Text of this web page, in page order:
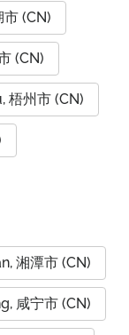
(CN)
(CN)
梧州市 (CN)
湘潭市 (CN)
咸宁市 (CN)